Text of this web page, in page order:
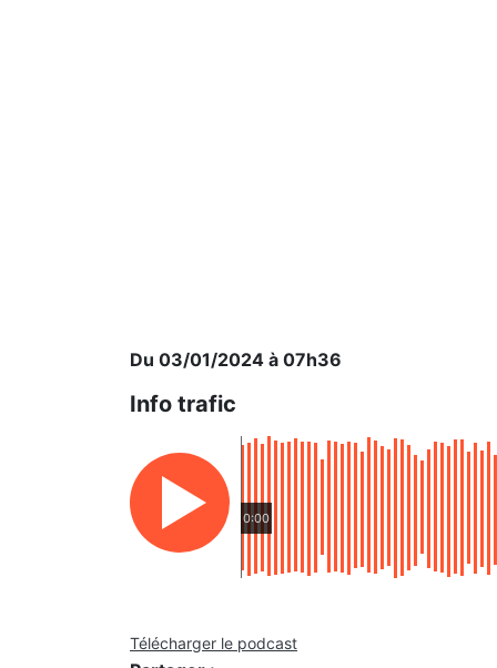
Du 03/01/2024 à 07h36
Info trafic
0:00
Télécharger le podcast